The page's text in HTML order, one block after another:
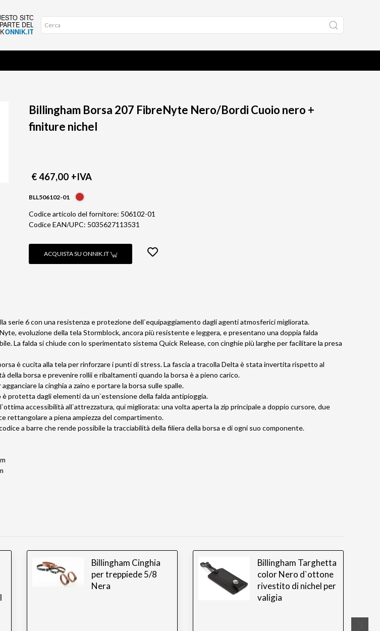
Billingham Borsa 207 FibreNyte Nero/Bordi Cuoio nero +
finiture nichel
€ 467,00 +IVA
BLL506102-01
Codice articolo del fornitore: 506102-01
Codice EAN/UPC: 5035627113531
ACQUISTA SU ONNIK.IT
serie 6 con una resistenza e protezione dell`equipaggiamento dagli agenti atmosferici migliorata.
evoluzione della tela Stormblock, ancora più resistente e leggera, e presentano una doppia falda
La falda si chiude con lo sperimentato sistema Quick Release, con cinghie più larghe per facilitare la presa
è cucita alla tela per rinforzare i punti di stress. La fascia a tracolla Delta è stata invertita rispetto al
borsa e prevenire rollii e ribaltamenti quando la borsa è a pieno carico.
la cinghia a zaino e portare la borsa sulle spalle.
è protetta dagli elementi da un`estensione della falda antipioggia.
accessibilità all`attrezzatura, qui migliorata: una volta aperta la zip principale a doppio cursore, due
rettangolare a piena ampiezza del compartimento.
a barre che rende possibile la tracciabilità della filiera della borsa e di ogni suo componente.
Billingham Cinghia
per treppiede 5/8
Nera
Billingham Targhetta
color Nero d`ottone
rivestito di nichel per
valigia